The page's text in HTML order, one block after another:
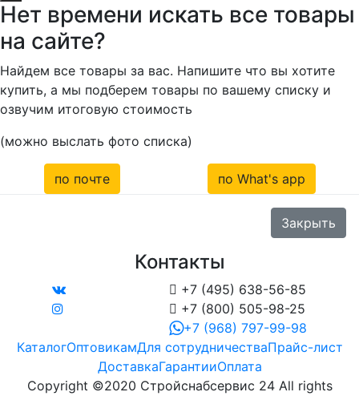
Нет времени искать все товары
на сайте?
Найдем все товары за вас. Напишите что вы хотите
купить, а мы подберем товары по вашему списку и
озвучим итоговую стоимость
(можно выслать фото списка)
по почте по What's app
Закрыть
Контакты
 +7 (495) 638-56-85
 +7 (800) 505-98-25
+7 (968) 797-99-98
КаталогОптовикамДля сотрудничестваПрайс-лист
ДоставкаГарантииОплата
Copyright ©2020 Стройснабсервис 24 All rights